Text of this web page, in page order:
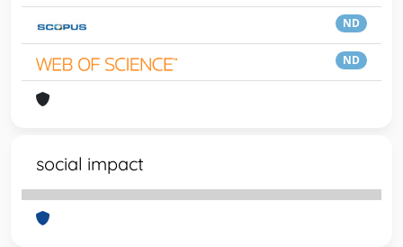
ND
ND
social impact